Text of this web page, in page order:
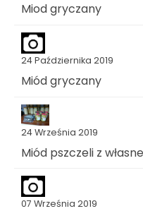
Miod gryczany
24 Października 2019
Miód gryczany
24 Września 2019
Miód pszczeli z
07 Września 2019